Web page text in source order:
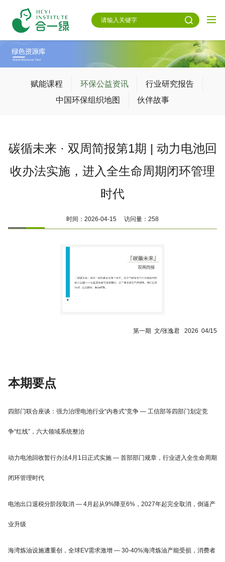
赋能课程 环保公益资讯
行业研究报告
中国环保组织地图
伙伴故事
碳循未来 · 双周简报第1期 | 动力电池回
收办法实施，进入全生命周期闭环管理
时代
时间：2026-04-15 访问量：258
第一期 文/张逸君 2026 04/15
本期要点
四部门联合座谈：强力治理电池行业“内卷式”竞争 — 工信部等四部门划定竞
争“红线”，六大领域系统整治
动力电池回收暂行办法4月1日正式实施 — 首部部门规章，行业进入全生命周期
闭环管理时代
电池出口退税分阶段取消 — 4月起从9%降至6%，2027年起完全取消，倒逼产
业升级
海湾炼油设施遭重创，全球EV需求激增 — 30-40%海湾炼油产能受损，消费者